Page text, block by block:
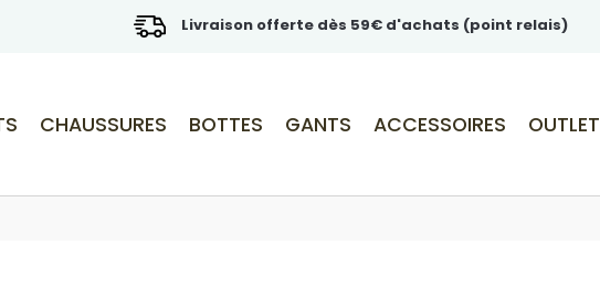
Livraison offerte dès 59€ d'achats (point relais)
CHAUSSURES BOTTES GANTS ACCESSOIRES OUTLET